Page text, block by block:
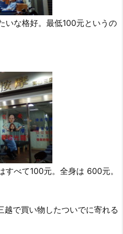
いな格好。最低100元というの
すべて100元。全身は 600元。
越で買い物したついでに寄れる